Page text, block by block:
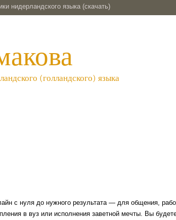
нидерландского языка (скачать)
(голландского) языка
с нуля до нужного результата — для общения,
в вуз или исполнения заветной мечты. Вы